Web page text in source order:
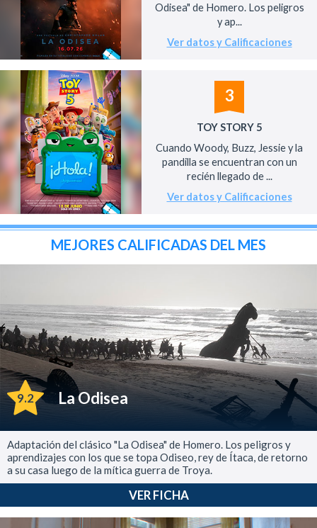
Odisea" de Homero. Los peligros
y ap...
Ver datos y Calificaciones
3
TOY STORY 5
Cuando Woody, Buzz, Jessie y la
pandilla se encuentran con un
recién llegado de ...
Ver datos y Calificaciones
MEJORES CALIFICADAS DEL MES
9.2 La Odisea
Adaptación del clásico "La Odisea" de Homero. Los peligros y
aprendizajes con los que se topa Odiseo, rey de Ítaca, de retorno
a su casa luego de la mítica guerra de Troya.
VER FICHA